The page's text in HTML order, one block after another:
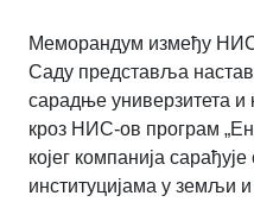
Меморандум између
Саду представља
сарадње универзитета и
кроз НИС-ов програм
којег компанија
институцијама у земљи